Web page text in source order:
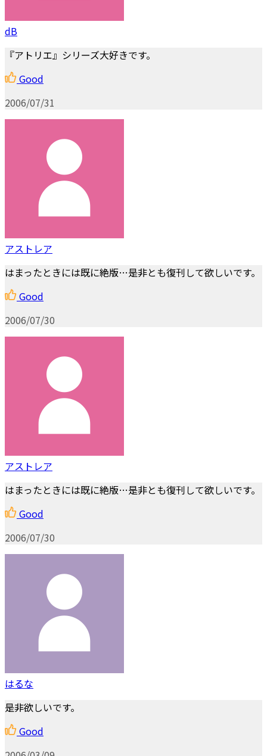
dB
『アトリエ』シリーズ大好きです。
Good
2006/07/31
アストレア
はまったときには既に絶版…是非とも復刊して欲しいです。
Good
2006/07/30
アストレア
はまったときには既に絶版…是非とも復刊して欲しいです。
Good
2006/07/30
はるな
是非欲しいです。
Good